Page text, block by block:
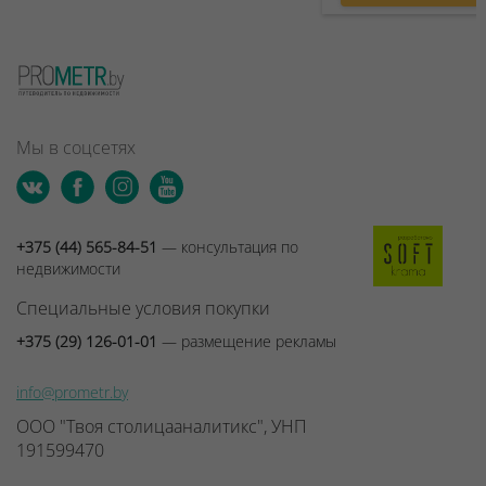
Мы в соцсетях
+375 (44) 565-84-51 — консультация по
недвижимости
Специальные условия покупки
+375 (29) 126-01-01 — размещение рекламы
info@prometr.by
ООО "Твоя столицааналитикс", УНП
191599470